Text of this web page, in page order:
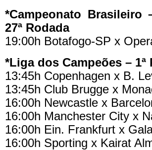
*Campeonato Brasileiro
27ª Rodada
19:00h Botafogo-SP x
*Liga dos Campeões – 1ª
13:45h Copenhagen x B.
13:45h Club Brugge x
16:00h Newcastle x
16:00h Manchester City x
16:00h Ein. Frankfurt x
16:00h Sporting x Kairat